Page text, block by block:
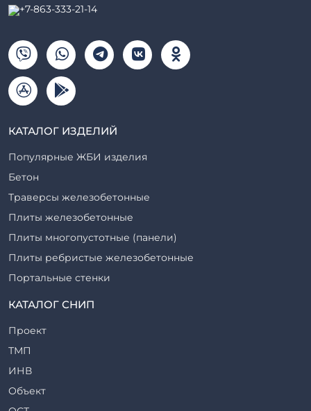
+7-863-333-21-14
КАТАЛОГ ИЗДЕЛИЙ
Популярные ЖБИ изделия
Бетон
Траверсы железобетонные
Плиты железобетонные
Плиты многопустотные (панели)
Плиты ребристые железобетонные
Портальные стенки
Прогоны железобетонные
Ригели железобетонные
КАТАЛОГ СНИП
Проект
ТМП
ИНВ
Объект